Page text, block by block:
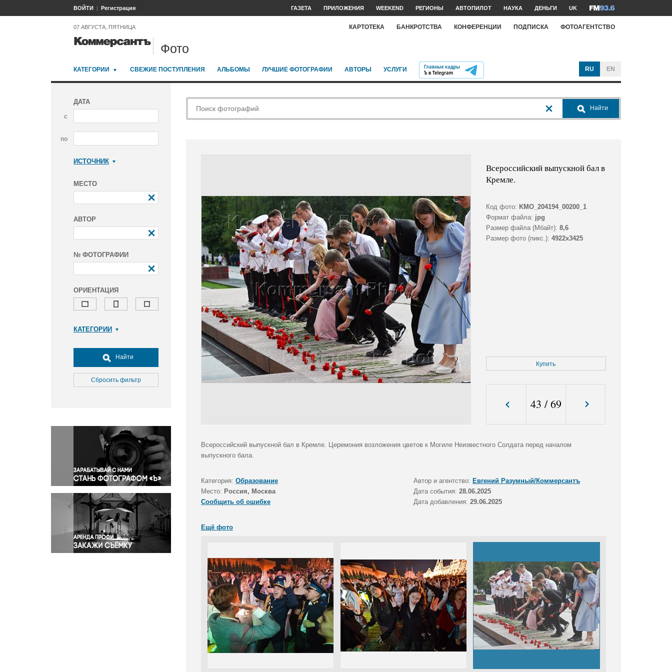
ВОЙТИ Регистрация ГАЗЕТА ПРИЛОЖЕНИЯ WEEKEND РЕГИОНЫ АВТОПИЛОТ НАУКА ДЕНЬГИ UK
07 АВГУСТА, ПЯТНИЦА КАРТОТЕКА БАНКРОТСТВА КОНФЕРЕНЦИИ ПОДПИСКА ФОТОАГЕНТСТВО
Фото
КАТЕГОРИИ СВЕЖИЕ ПОСТУПЛЕНИЯ АЛЬБОМЫ ЛУЧШИЕ ФОТОГРАФИИ АВТОРЫ УСЛУГИ RU EN
ДАТА
с
по
ИСТОЧНИК
МЕСТО
АВТОР
№ ФОТОГРАФИИ
ОРИЕНТАЦИЯ
КАТЕГОРИИ
Досуг, туризм и отдых
Культура
Медицина
Окружающая среда
Политика
Правосудие
Происшествия и конфликты
Религия
Светская жизнь
Спорт
Экология
Экономика и бизнес
Найти
Сбросить фильтр
Найти
Всероссийский выпускной бал в
Кремле.
Код фото: KMO_204194_00200_1
Формат файла: jpg
Размер файла (Мбайт): 8,6
Размер фото (пикс.): 4922x3425
Купить
43 /69
Всероссийский выпускной бал в Кремле. Церемония возложения цветов к Могиле Неизвестного Солдата перед началом
выпускного бала.
Категория: Образование Автор и агентство: Евгений Разумный/Коммерсантъ
Место: Россия, Москва Дата события: 28.06.2025
Сообщить об ошибке
Дата добавления: 29.06.2025
Ещё фото